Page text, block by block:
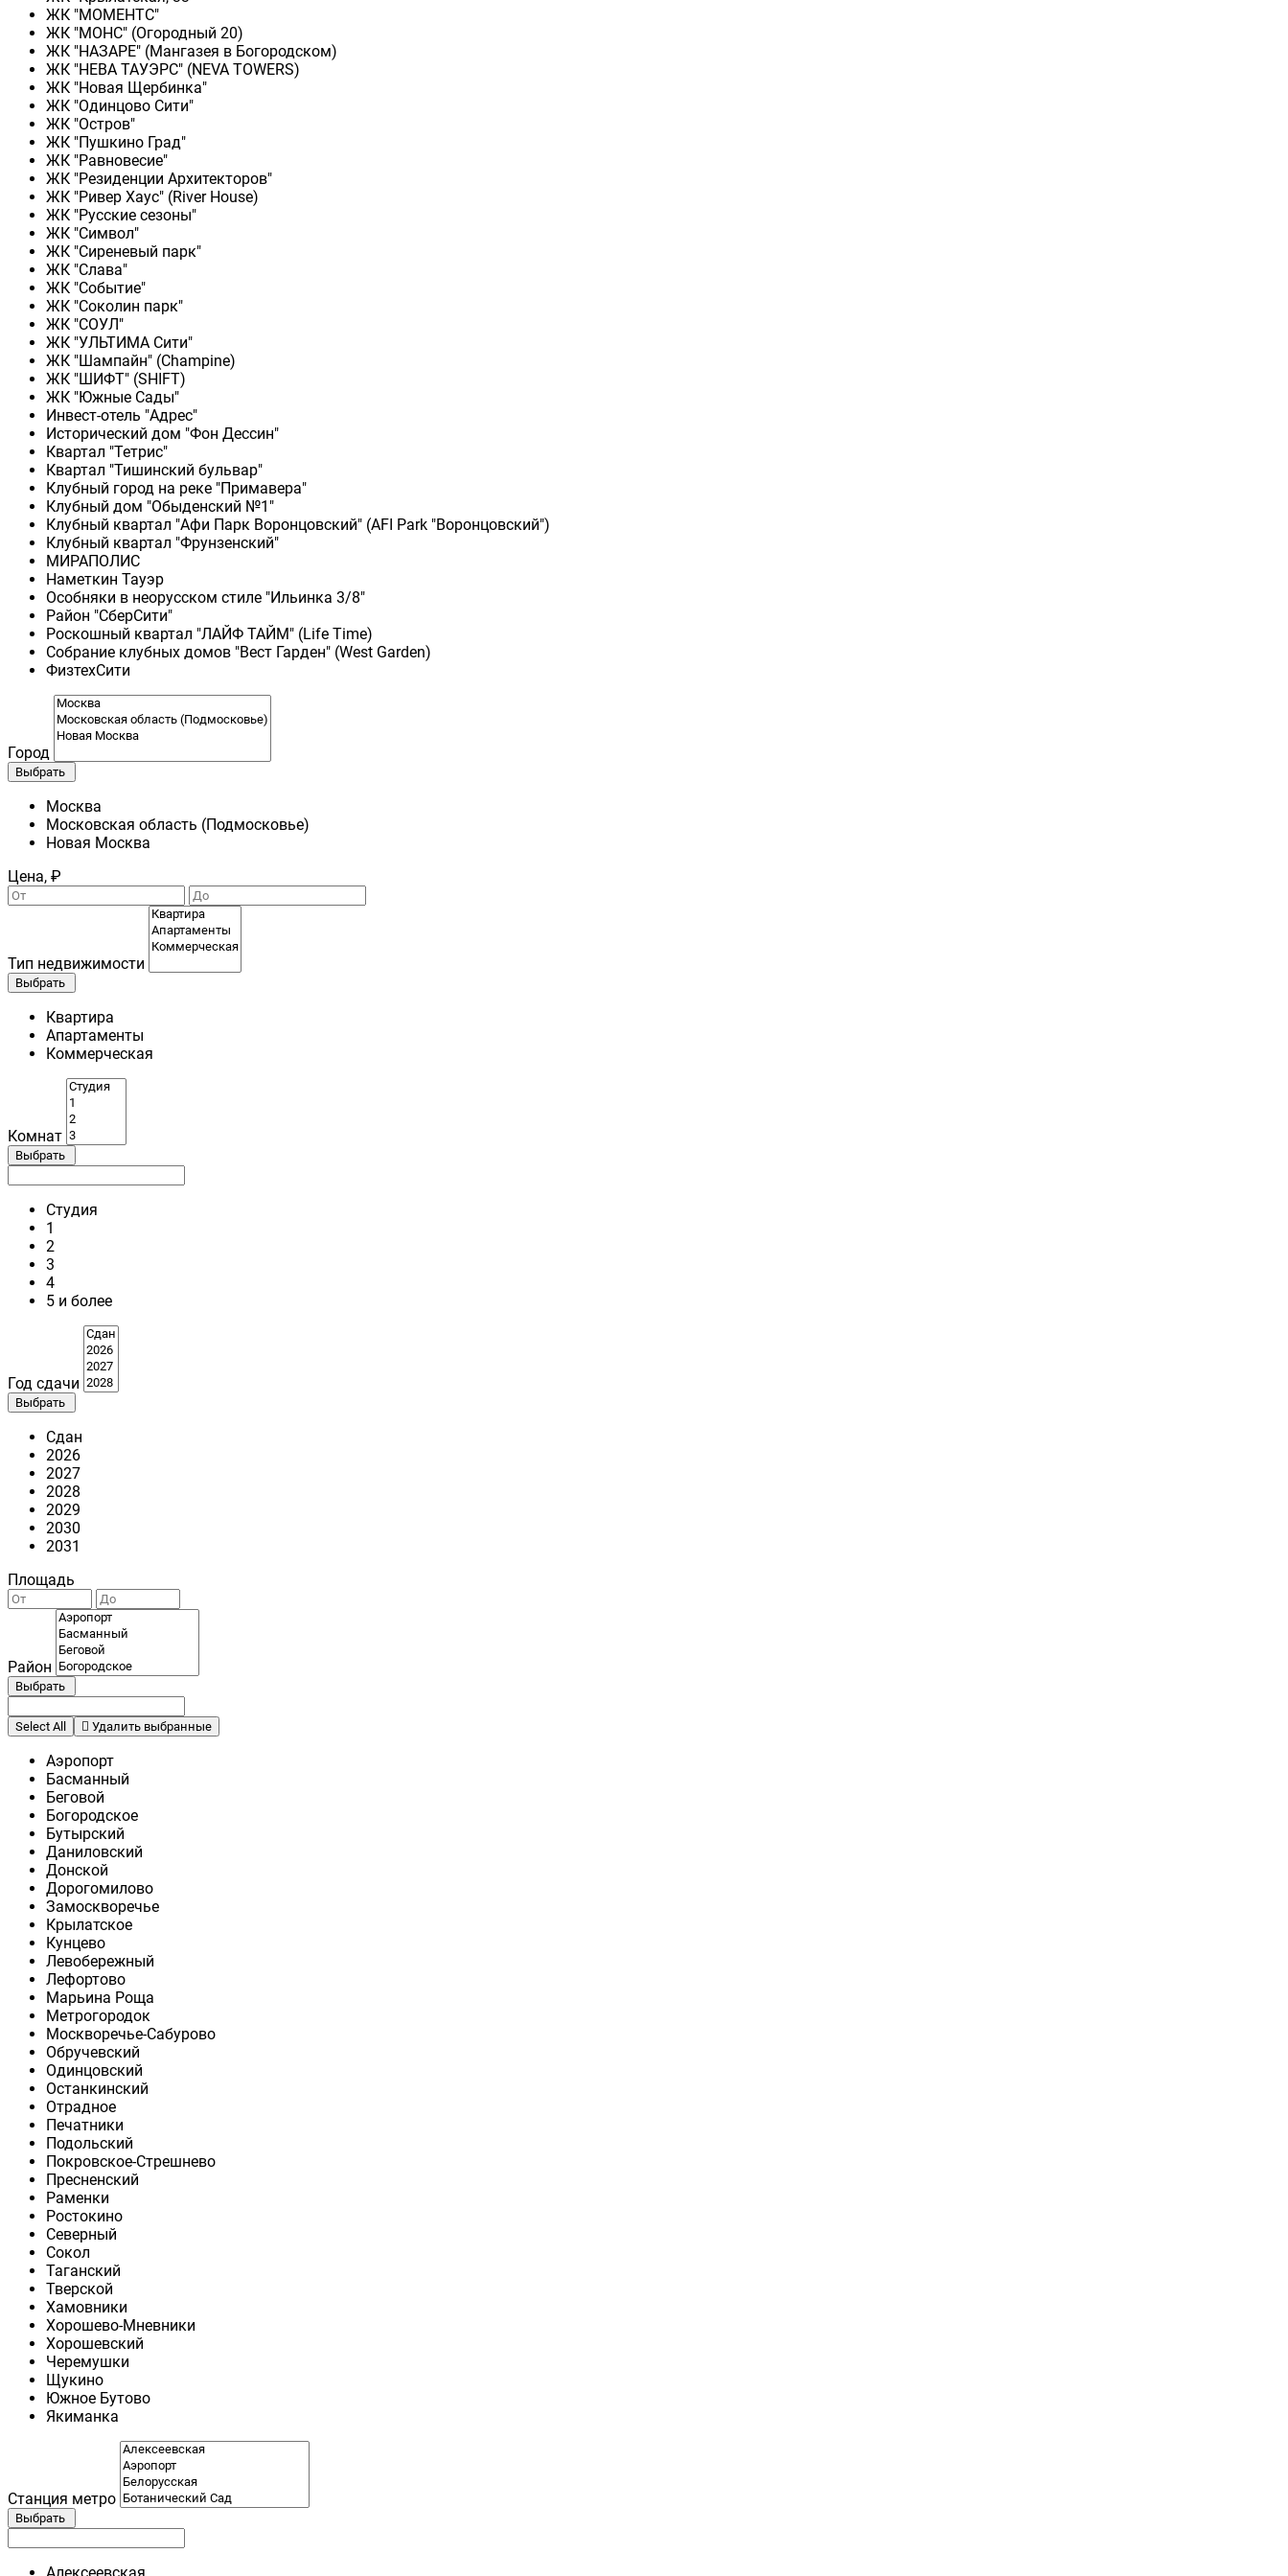
ЖК "МОМЕНТС"
ЖК "МОНС" (Огородный 20)
ЖК "НАЗАРЕ" (Мангазея в Богородском)
ЖК "НЕВА ТАУЭРС" (NEVA TOWERS)
ЖК "Новая Щербинка"
ЖК "Одинцово Сити"
ЖК "Остров"
ЖК "Пушкино Град"
ЖК "Равновесие"
ЖК "Резиденции Архитекторов"
ЖК "Ривер Хаус" (River Нouse)
ЖК "Русские сезоны"
ЖК "Символ"
ЖК "Сиреневый парк"
ЖК "Слава"
ЖК "Событие"
ЖК "Соколин парк"
ЖК "СОУЛ"
ЖК "УЛЬТИМА Сити"
ЖК "Шампайн" (Champine)
ЖК "ШИФТ" (SHIFT)
ЖК "Южные Сады"
Инвест-отель "Адрес"
Исторический дом "Фон Дессин"
Квартал "Тетрис"
Квартал "Тишинский бульвар"
Клубный город на реке "Примавера"
Клубный дом "Обыденский №1"
Клубный квартал "Афи Парк Воронцовский" (AFI Park "Воронцовский")
Клубный квартал "Фрунзенский"
МИРАПОЛИС
Наметкин Тауэр
Особняки в неорусском стиле "Ильинка 3/8"
Район "СберСити"
Роскошный квартал "ЛАЙФ ТАЙМ" (Life Time)
Собрание клубных домов "Вест Гарден" (West Garden)
ФизтехСити
Город
Выбрать
Москва
Московская область (Подмосковье)
Новая Москва
Цена, ₽
Тип недвижимости
Выбрать
Квартира
Апартаменты
Коммерческая
Комнат
Выбрать
Студия
1
2
3
4
5 и более
Год сдачи
Выбрать
Сдан
2026
2027
2028
2029
2030
2031
Площадь
Район
Выбрать
Select All Удалить выбранные
Аэропорт
Басманный
Беговой
Богородское
Бутырский
Даниловский
Донской
Дорогомилово
Замоскворечье
Крылатское
Кунцево
Левобережный
Лефортово
Марьина Роща
Метрогородок
Москворечье-Сабурово
Обручевский
Одинцовский
Останкинский
Отрадное
Печатники
Подольский
Покровское-Стрешнево
Пресненский
Раменки
Ростокино
Северный
Сокол
Таганский
Тверской
Хамовники
Хорошево-Мневники
Хорошевский
Черемушки
Щукино
Южное Бутово
Якиманка
Станция метро
Выбрать